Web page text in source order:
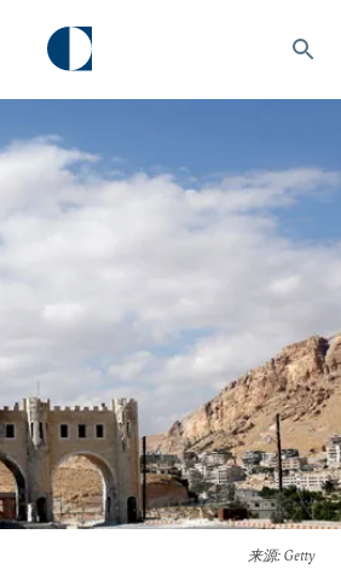
来源: Getty